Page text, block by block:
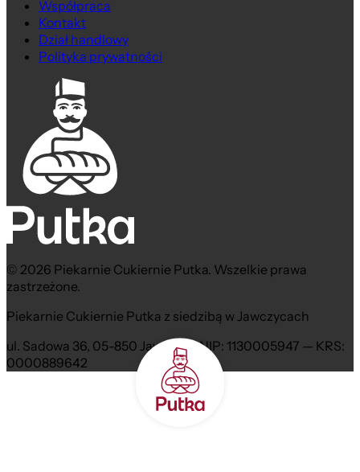
Współpraca
Kontakt
Dział handlowy
Polityka prywatności
© 2026 Piekarnie Cukiernie Putka. Wszelkie prawa
zastrzeżone.
Piekarnie Cukiernie Putka z siedzibą w Jawczycach
ul. Sadowa 36, 05-850 Jawczyce NIP: 1130005947 — KRS:
0000889642